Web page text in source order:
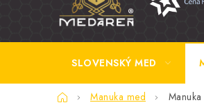
SLOVENSKÝ MED
DomovManuka med